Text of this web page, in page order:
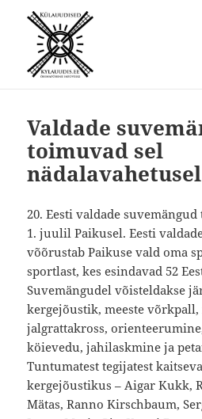
Valdade
toimuvad sel
20. Eesti valdade
1. juulil Paikusel. Eesti
võõrustab Paikuse vald oma
sportlast, kes esindavad 52
Suvemängudel võisteldakse
kergejõustik, meeste
jalgrattakross,
köievedu, jahilaskmine ja
Tuntumatest tegijatest
kergejõustikus – Aigar Kukk,
Mätas, Ranno Kirschbaum,